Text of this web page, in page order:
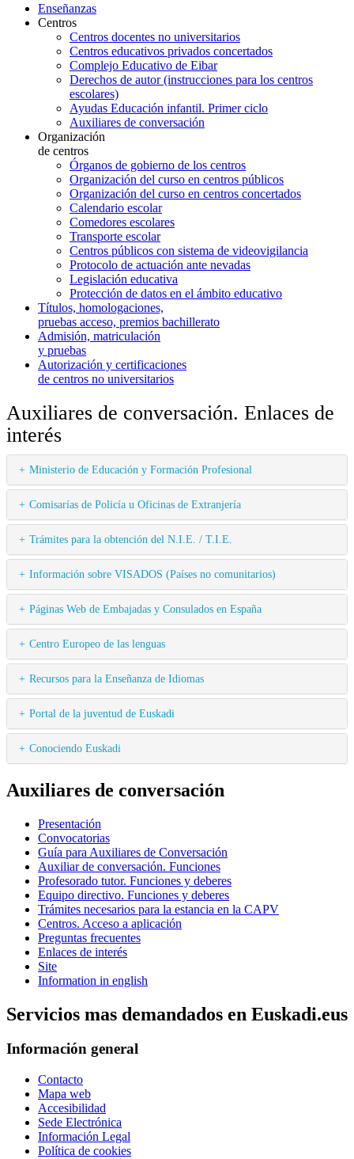
Enseñanzas
Centros
Centros docentes no universitarios
Centros educativos privados concertados
Complejo Educativo de Eibar
Derechos de autor (instrucciones para los centros
escolares)
Ayudas Educación infantil. Primer ciclo
Auxiliares de conversación
Organización
de centros
Órganos de gobierno de los centros
Organización del curso en centros públicos
Organización del curso en centros concertados
Calendario escolar
Comedores escolares
Transporte escolar
Centros públicos con sistema de videovigilancia
Protocolo de actuación ante nevadas
Legislación educativa
Protección de datos en el ámbito educativo
Títulos, homologaciones,
pruebas acceso, premios bachillerato
Admisión, matriculación
y pruebas
Autorización y certificaciones
de centros no universitarios
Auxiliares de conversación. Enlaces de
interés
Ministerio de Educación y Formación Profesional
Comisarías de Policía u Oficinas de Extranjería
Trámites para la obtención del N.I.E. / T.I.E.
Información sobre VISADOS (Países no comunitarios)
Páginas Web de Embajadas y Consulados en España
Centro Europeo de las lenguas
Recursos para la Enseñanza de Idiomas
Portal de la juventud de Euskadi
Conociendo Euskadi
Auxiliares de conversación
Presentación
Convocatorias
Guía para Auxiliares de Conversación
Auxiliar de conversación. Funciones
Profesorado tutor. Funciones y deberes
Equipo directivo. Funciones y deberes
Trámites necesarios para la estancia en la CAPV
Centros. Acceso a aplicación
Preguntas frecuentes
Enlaces de interés
Site
Information in english
Servicios mas demandados en Euskadi.eus
Información general
Contacto
Mapa web
Accesibilidad
Sede Electrónica
Información Legal
Política de cookies